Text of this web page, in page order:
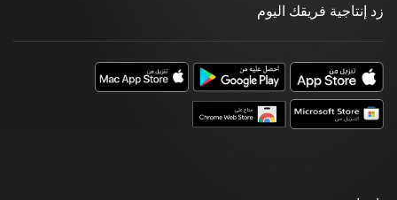
زد إنتاجية فريقك اليوم